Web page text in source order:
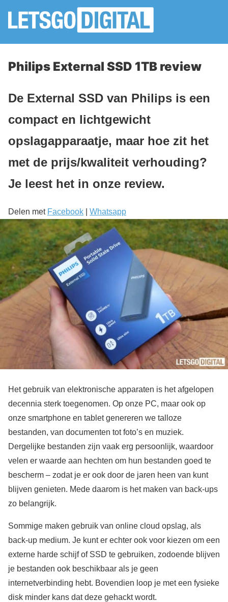
Philips External SSD 1TB review
De External SSD van Philips is een
compact en lichtgewicht
opslagapparaatje, maar hoe zit het
met de prijs/kwaliteit verhouding?
Je leest het in onze review.
Delen met Facebook Whatsapp
Het gebruik van elektronische apparaten is het afgelopen
decennia sterk toegenomen. Op onze PC, maar ook op
onze smartphone en tablet genereren we talloze
bestanden, van documenten tot foto’s en muziek.
Dergelijke bestanden zijn vaak erg persoonlijk, waardoor
velen er waarde aan hechten om hun bestanden goed te
bescherm – zodat je er ook door de jaren heen van kunt
blijven genieten. Mede daarom is het maken van back-ups
zo belangrijk.
Sommige maken gebruik van online cloud opslag, als
back-up medium. Je kunt er echter ook voor kiezen om een
externe harde schijf of SSD te gebruiken, zodoende blijven
je bestanden ook beschikbaar als je geen
internetverbinding hebt. Bovendien loop je met een fysieke
disk minder kans dat deze gehackt wordt.